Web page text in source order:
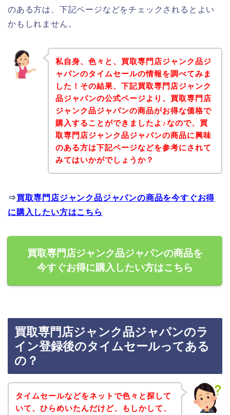
のある方は、下記ページなどをチェックされるとよい
かもしれません。
私自身、色々と、買取専門店ジャンク品ジ
ャパンのタイムセールの情報を調べてみま
した！その結果、下記買取専門店ジャンク
品ジャパンの公式ページより、買取専門店
ジャンク品ジャパンの商品がお得な価格で
購入することができましたよ♪なので、買
取専門店ジャンク品ジャパンの商品に興味
のある方は下記ページなどを参考にされて
みてはいかがでしょうか？
⇒買取専門店ジャンク品ジャパンの商品を今すぐお得
に購入したい方はこちら
買取専門店ジャンク品ジャパンの商品を
今すぐお得に購入したい方はこちら
買取専門店ジャンク品ジャパンのラ
イン登録後のタイムセールってある
の？
タイムセールなどをネットで色々と探して
いて、ひらめいたんだけど、もしかして、